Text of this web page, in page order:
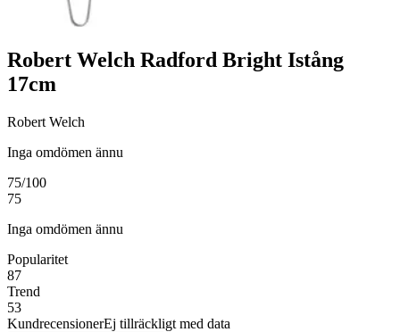
Robert Welch Radford Bright Istång
17cm
Robert Welch
Inga omdömen ännu
75/100
75
Inga omdömen ännu
Popularitet
87
Trend
53
KundrecensionerEj tillräckligt med data